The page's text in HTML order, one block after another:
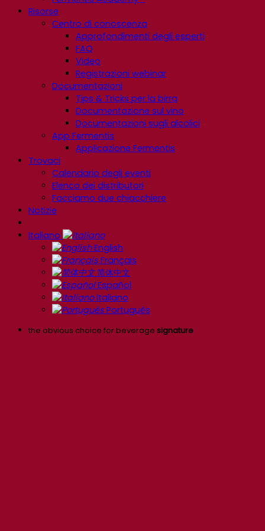
Risorse
Centro di conoscenza
Approfondimenti degli esperti
FAQ
Video
Registrazioni webinar
Documentazioni
Tips & Tricks per la birra
Documentazione sul vino
Documentazioni sugli alcolici
App Fermentis
Applicazione Fermentis
Trovaci
Calendario degli eventi
Elenco dei distributori
Facciamo due chiacchiere
Notizie
Italiano
English
Français
简体中文
Español
Italiano
Português
the obvious choice for beverage signature